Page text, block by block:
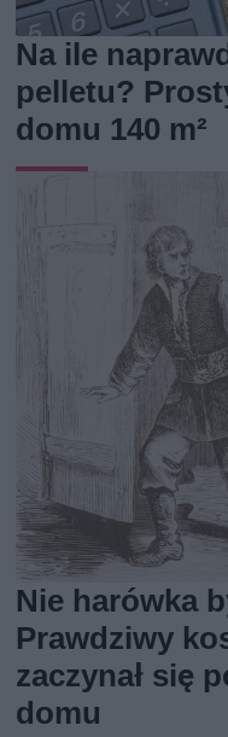
Na ile
pelletu?
domu 140 m²
Nie harówka
Prawdziwy
zaczynał się
domu